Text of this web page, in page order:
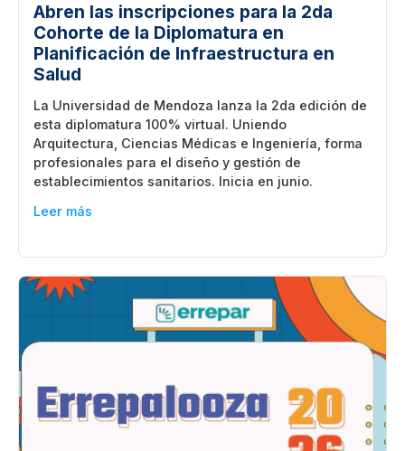
Abren las inscripciones para la 2da
Cohorte de la Diplomatura en
Planificación de Infraestructura en
Salud
La Universidad de Mendoza lanza la 2da edición de
esta diplomatura 100% virtual. Uniendo
Arquitectura, Ciencias Médicas e Ingeniería, forma
profesionales para el diseño y gestión de
establecimientos sanitarios. Inicia en junio.
Leer más